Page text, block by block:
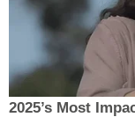
2025’s Most